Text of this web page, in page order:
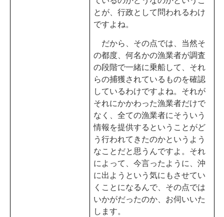
とが、行政として問われるわけ
ですよね。
だから、その点では、当然そ
の都度、何名かの漁業者が調査
の段階で一緒に乗船して、それ
らの捕獲されているものを確認
しているわけですよね。それが
それにかかわった漁業者だけで
なく、全ての漁業者にそういう
情報を提供するということがど
う行われてきたのかというよう
なことだと思うんですよ。それ
によって、今言ったように、沖
に出ようという気にもさせてい
くことになるんで、その点では
いかがだったのか、お伺いいた
します。